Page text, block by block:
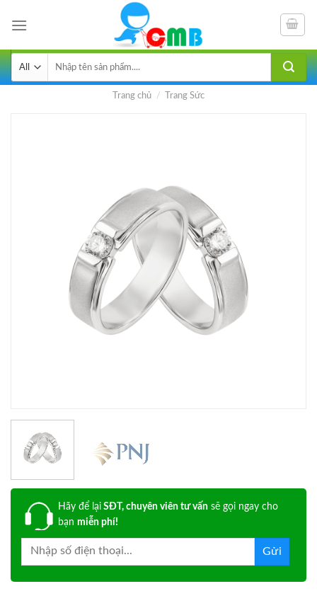
kiếm:
Trang chủ / Trang Sức
Hãy để lại SĐT, chuyên viên tư vấn sẽ gọi ngay cho
bạn miễn phí!